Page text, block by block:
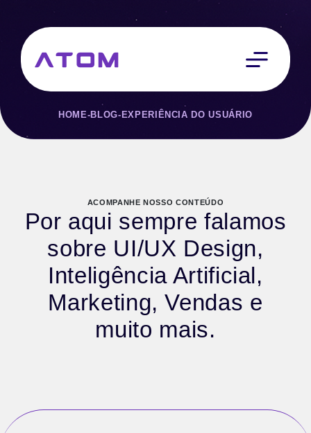
HOME-BLOG- EXPERIÊNCIA DO USUÁRIO
ACOMPANHE NOSSO CONTEÚDO
Por aqui sempre falamos
sobre UI/UX Design,
Inteligência Artificial,
Marketing, Vendas e
muito mais.